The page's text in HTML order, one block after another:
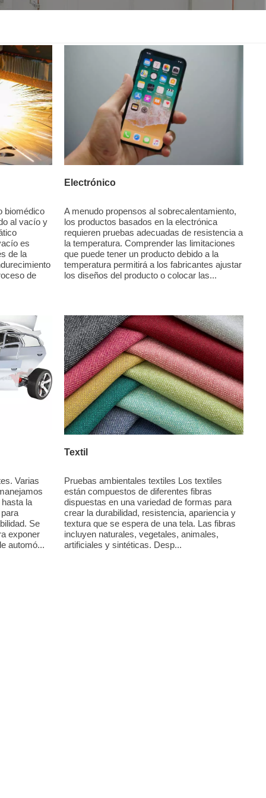
Melayu
Tiếng Việt
Indonesia
বাংলা
biomédico
al vacío y
es
de la
de
Electrónico
A menudo propensos al sobrecalentamiento,
los productos basados ​​en la electrónica
requieren pruebas adecuadas de resistencia a
la temperatura. Comprender las limitaciones
que puede tener un producto debido a la
temperatura permitirá a los fabricantes ajustar
los diseños del producto o colocar las...
Varias
la
Se
exponer
automó...
Textil
Pruebas ambientales textiles Los textiles
están compuestos de diferentes fibras
dispuestas en una variedad de formas para
crear la durabilidad, resistencia, apariencia y
textura que se espera de una tela. Las fibras
incluyen naturales, vegetales, animales,
artificiales y sintéticas. Desp...